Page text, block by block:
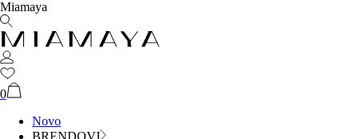
Miamaya
0
Novo
BRENDOVI